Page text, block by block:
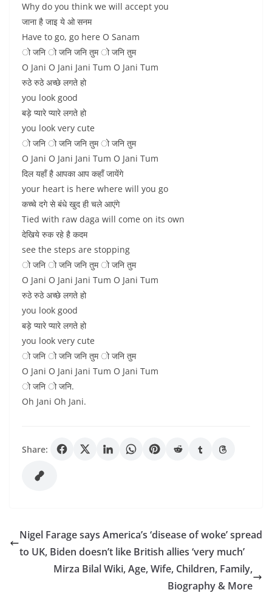
Why do you think we will accept you
जाना है जाइ ये ओ सनम
Have to go, go here O Sanam
ो जनि ो जनि जनि तुम ो जनि तुम
O Jani O Jani Jani Tum O Jani Tum
रुठे रुठे अच्छे लगते हो
you look good
बड़े प्यारे प्यारे लगते हो
you look very cute
ो जनि ो जनि जनि तुम ो जनि तुम
O Jani O Jani Jani Tum O Jani Tum
दिल यहाँ है आपका आप कहाँ जायेंगे
your heart is here where will you go
कच्चे दगे से बंधे खुद ही चले आएंगे
Tied with raw daga will come on its own
देखिये रुक रहे है कदम
see the steps are stopping
ो जनि ो जनि जनि तुम ो जनि तुम
O Jani O Jani Jani Tum O Jani Tum
रुठे रुठे अच्छे लगते हो
you look good
बड़े प्यारे प्यारे लगते हो
you look very cute
ो जनि ो जनि जनि तुम ो जनि तुम
O Jani O Jani Jani Tum O Jani Tum
ो जनि ो जनि.
Oh Jani Oh Jani.
Share:
Nigel Farage says America’s ‘disease of woke’ spread
to UK, Biden doesn’t like British allies ‘very much’
Mirza Bilal Wiki, Age, Wife, Children, Family,
Biography & More